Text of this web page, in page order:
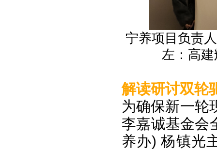
宁养项目负责
左：高
解读研讨双轮
为确保新一轮
李嘉诚基金会
养办) 杨镇光